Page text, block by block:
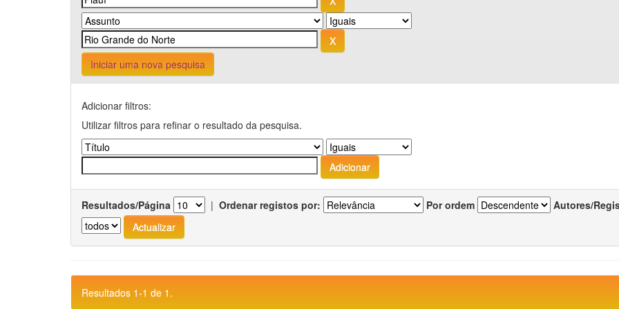
Iniciar uma nova pesquisa
Adicionar filtros:
Utilizar filtros para refinar o resultado da pesquisa.
Resultados/Página | Ordenar registos por: Por ordem Autores/
Resultados 1-1 de 1.